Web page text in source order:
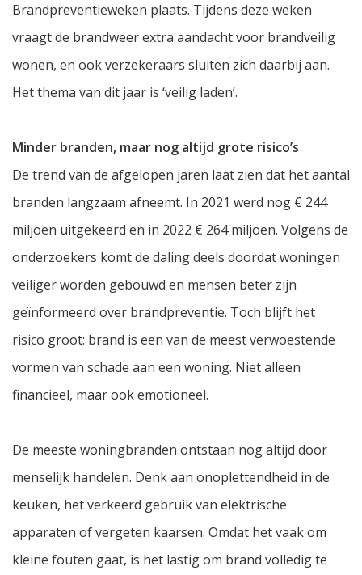
Brandpreventieweken plaats. Tijdens deze weken
vraagt de brandweer extra aandacht voor brandveilig
wonen, en ook verzekeraars sluiten zich daarbij aan.
Het thema van dit jaar is ‘veilig laden’.
Minder branden, maar nog altijd grote risico’s
De trend van de afgelopen jaren laat zien dat het aantal
branden langzaam afneemt. In 2021 werd nog € 244
miljoen uitgekeerd en in 2022 € 264 miljoen. Volgens de
onderzoekers komt de daling deels doordat woningen
veiliger worden gebouwd en mensen beter zijn
geïnformeerd over brandpreventie. Toch blijft het
risico groot: brand is een van de meest verwoestende
vormen van schade aan een woning. Niet alleen
financieel, maar ook emotioneel.
De meeste woningbranden ontstaan nog altijd door
menselijk handelen. Denk aan onoplettendheid in de
keuken, het verkeerd gebruik van elektrische
apparaten of vergeten kaarsen. Omdat het vaak om
kleine fouten gaat, is het lastig om brand volledig te